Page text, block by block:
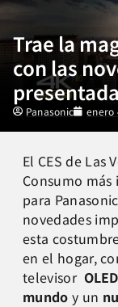
Trae la
con las
Panasonic enero
El CES de Las
Consumo
para
novedades
esta
en el hogar,
televisor
mundo y un